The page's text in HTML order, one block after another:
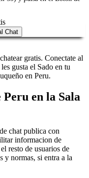
Chat
gratis. Conectate al
gusta el Sado en tu
en Peru.
en la Sala
chat publica con
informacion de
resto de usuarios de
y normas, si entra a la